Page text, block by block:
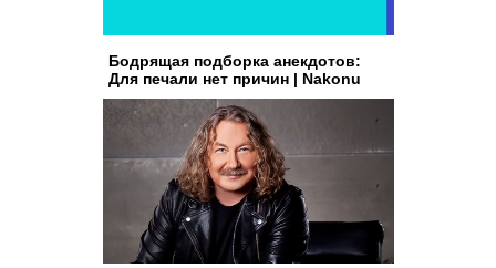
Бодрящая подборка анекдотов:
Для печали нет причин | Nakonu